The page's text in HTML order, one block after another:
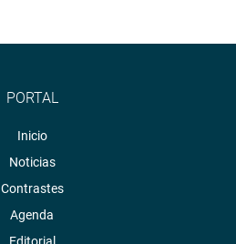
PORTAL
Inicio
Noticias
Contrastes
Agenda